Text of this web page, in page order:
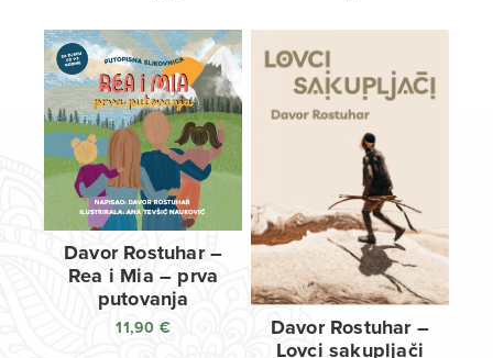
Davor Rostuhar –
Rea i Mia – prva
putovanja
11,90 €
Davor Rostuhar –
Lovci sakupljači